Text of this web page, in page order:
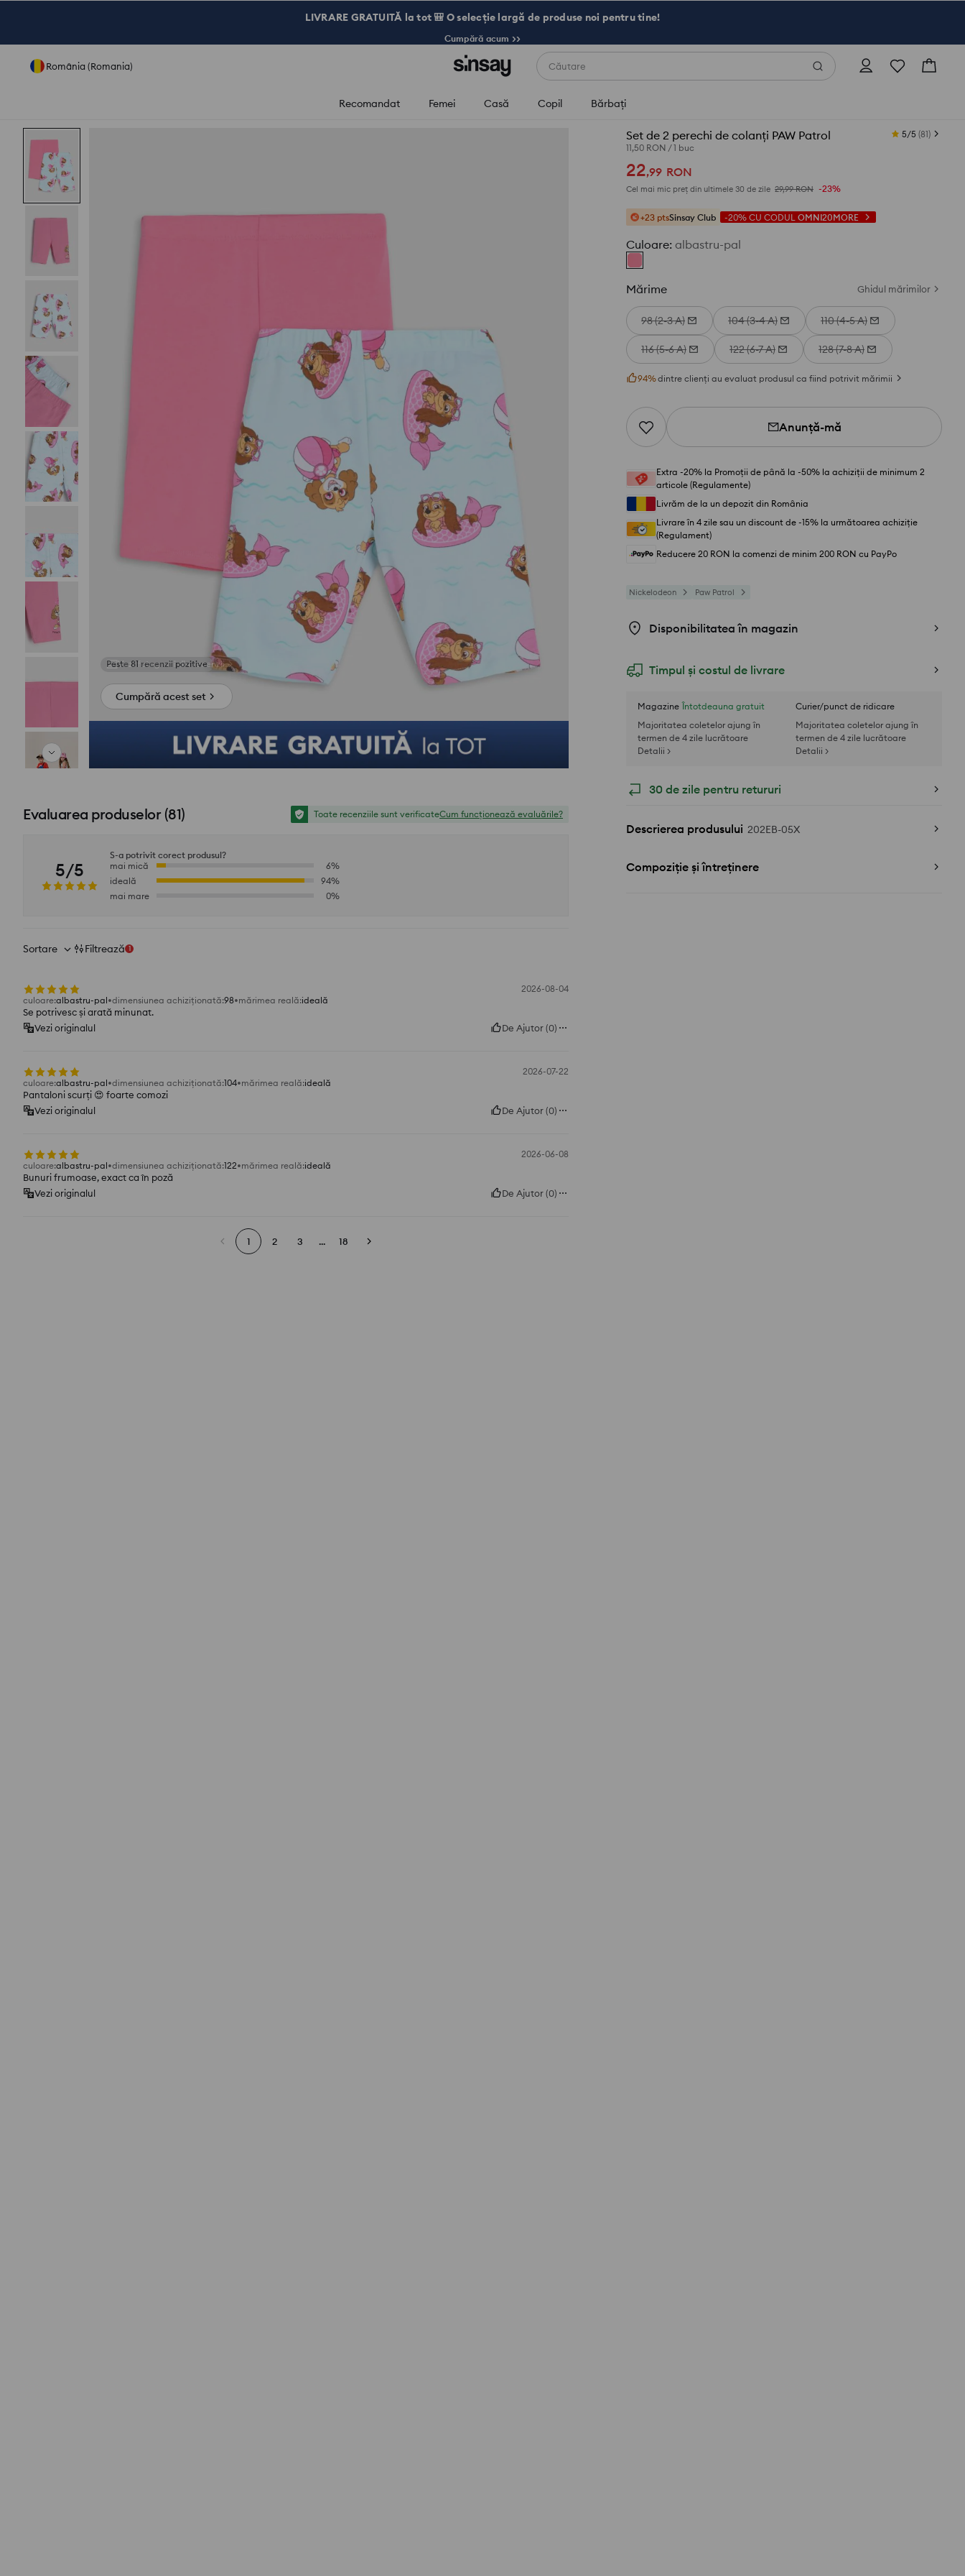
LIVRARE GRATUITĂ la tot 🎒 O selecție largă de produse noi pentru tine!
Cumpără acum >>
România (Romania) Căutare
Recomandat Femei Casă Copil Bărbaţi
Set de 2 perechi de colanți PAW Patrol
11,50 RON /1 buc
5/5 (81)
22,99 RON
Cel mai mic preț din ultimele 30 de zile 29,99 RON -23%
+23 ptsSinsay Club -20% CU CODUL OMNI20MORE
Culoare: albastru-pal
Mărime Ghidul mărimilor
98 (2-3 A) 104 (3-4 A) 110 (4-5 A)
116 (5-6 A) 122 (6-7 A) 128 (7-8 A)
94%dintre clienți au evaluat produsul ca fiind potrivit mărimii
Anunță-mă
Extra -20% la Promoții de până la -50% la achiziții de minimum 2
articole (Regulamente)
Livrăm de la un depozit din România
Livrare în 4 zile sau un discount de -15% la următoarea achiziție
(Regulament)
Reducere 20 RON la comenzi de minim 200 RON cu PayPo
Nickelodeon Paw Patrol
Disponibilitatea în magazin
Timpul și costul de livrare
Magazine Întotdeauna gratuit
Majoritatea coletelor ajung în
termen de 4 zile lucrătoare
Detalii >
Curier/punct de ridicare
Majoritatea coletelor ajung în
termen de 4 zile lucrătoare
Detalii >
30 de zile pentru retururi
Descrierea produsului 202EB-05X
Compoziție și întreținere
Vezi fotografii din recenzii
Cumpără acest set
Evaluarea produselor(81) Toate recenziile sunt verificateCum funcționează evaluările?
5/5
S-a potrivit corect produsul?
mai mică
6%
ideală
94%
mai mare
0%
Sortare Filtrează 1
2026-08-04
culoare:albastru-pal dimensiunea achiziționată:98 mărimea reală:ideală
Se potrivesc și arată minunat.
Vezi originalul
De Ajutor(0)
2026-07-22
culoare:albastru-pal dimensiunea achiziționată:104 mărimea reală:ideală
Pantaloni scurți 😍 foarte comozi
Vezi originalul
De Ajutor(0)
2026-06-08
culoare:albastru-pal dimensiunea achiziționată:122 mărimea reală:ideală
Bunuri frumoase, exact ca în poză
Vezi originalul
De Ajutor(0)
1 2 3 ... 18